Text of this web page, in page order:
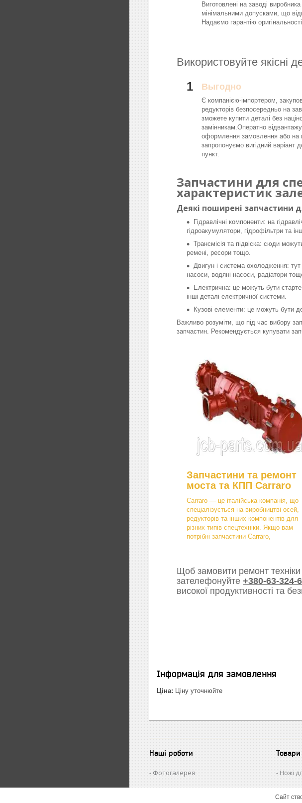
Виготовлені на заводі
мінімальними допусками, що
Надаємо гарантію
Використовуйте якісні
1 Выгодно
Є компанією-імпортером,
редукторів безпосередньо на
зможете купити деталі без
замінникам.Оператно
оформлення замовлення або на
запропонуємо вигідний варіант
пункт.
Запчастини для
характеристик
Деякі поширені запчастини
Гідравлічні компоненти: на
гідроакумулятори, гідрофільтри та
Трансмісія та підвіска: сюди
ремені, ресори тощо.
Двигун і система охолодження: тут
насоси, водяні насоси, радіатори
Електрична: це можуть бути
інші деталі електричної системи.
Кузові елементи: це можуть бути
Важливо розуміти, що під час вибору
запчастин. Рекомендується купувати
Запчастини та ремонт
моста та КПП Carraro
Carraro — це італійська компанія, що
спеціалізується на виробництві осей,
редукторів та інших компонентів для
різних типів спецтехніки. Якщо вам
потрібні запчастини Carraro,
Щоб замовити ремонт
зателефонуйте +380-63-324-
високої продуктивності та
Інформація для замовлення
Ціна: Ціну уточнюйте
Наші роботи
Фотогалерея
Товари
Ножі
Сайт